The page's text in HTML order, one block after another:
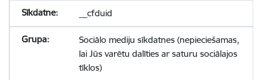
__cfduid
Sociālo mediju sīkdatnes (nepieciešamas,
lai Jūs varētu dalīties ar saturu sociālajos
tīklos)